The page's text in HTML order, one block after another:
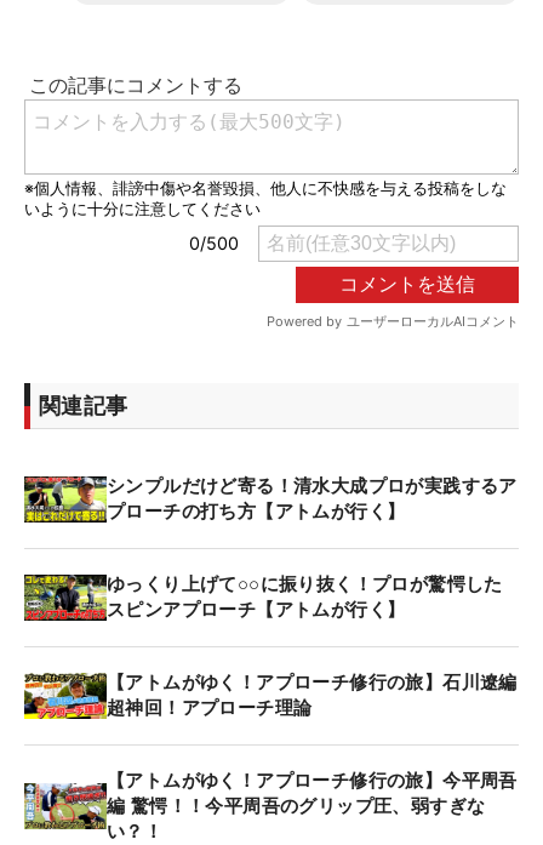
関連記事
シンプルだけど寄る！清水大成プロが実践するア
プローチの打ち方【アトムが行く】
ゆっくり上げて○○に振り抜く！プロが驚愕した
スピンアプローチ【アトムが行く】
【アトムがゆく！アプローチ修行の旅】石川遼編
超神回！アプローチ理論
【アトムがゆく！アプローチ修行の旅】今平周吾
編 驚愕！！今平周吾のグリップ圧、弱すぎな
い？！